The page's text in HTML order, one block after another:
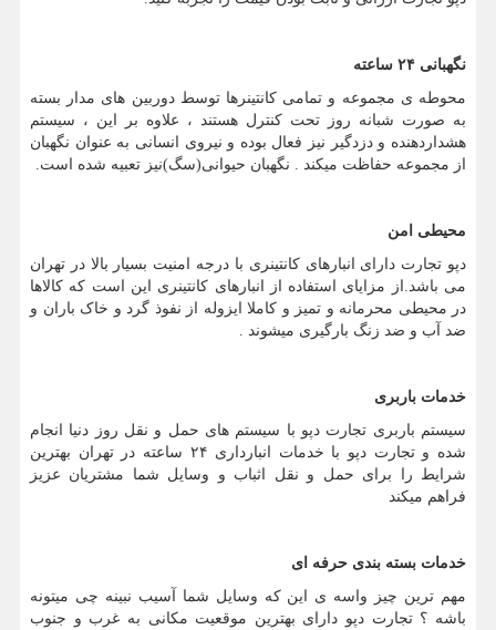
نگهبانی ۲۴ ساعته
محوطه ی مجموعه و تمامی کانتینرها توسط دوربین های مدار بسته
به صورت شبانه روز تحت کنترل هستند ، علاوه بر این ، سیستم
هشداردهنده و دزدگیر نیز فعال بوده و نیروی انسانی به عنوان نگهبان
از مجموعه حفاظت میکند . نگهبان حیوانی(سگ)نیز تعبیه شده است.
محیطی امن
دپو تجارت دارای انبارهای کانتینری با درجه امنیت بسیار بالا در تهران
می باشد.از مزایای استفاده از انبارهای کانتینری این است که کالاها
در محیطی محرمانه و تمیز و کاملا ایزوله از نفوذ گرد و خاک باران و
ضد آب و ضد زنگ بارگیری میشوند .
خدمات باربری
سیستم باربری تجارت دپو با سیستم های حمل و نقل روز دنیا انجام
شده و تجارت دپو با خدمات انبارداری ۲۴ ساعته در تهران بهترین
شرایط را برای حمل و نقل اثباب و وسایل شما مشتریان عزیز
فراهم میکند
خدمات بسته بندی حرفه ای
مهم ترین چیز واسه ی این که وسایل شما آسیب نبینه چی میتونه
باشه ؟ تجارت دپو دارای بهترین موقعیت مکانی به غرب و جنوب